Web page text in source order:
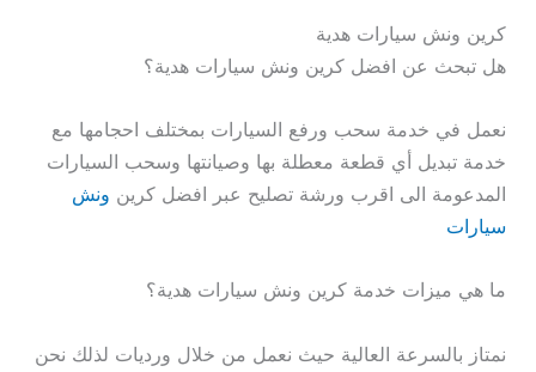
كرين ونش سيارات هدية
هل تبحث عن افضل كرين ونش سيارات هدية؟
نعمل في خدمة سحب ورفع السيارات بمختلف احجامها مع
خدمة تبديل أي قطعة معطلة بها وصيانتها وسحب السيارات
المدعومة الى اقرب ورشة تصليح عبر افضل كرين ونش
سيارات
ما هي ميزات خدمة كرين ونش سيارات هدية؟
نمتاز بالسرعة العالية حيث نعمل من خلال ورديات لذلك نحن